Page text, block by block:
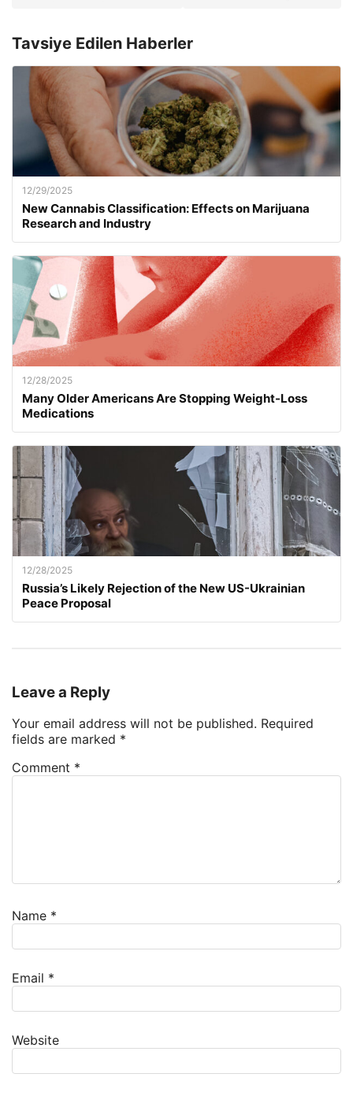
Tavsiye Edilen Haberler
12/29/2025
New Cannabis Classification: Effects on Marijuana
Research and Industry
12/28/2025
Many Older Americans Are Stopping Weight-Loss
Medications
12/28/2025
Russia’s Likely Rejection of the New US-Ukrainian
Peace Proposal
Leave a Reply
Your email address will not be published. Required
fields are marked *
Comment *
Name *
Email *
Website